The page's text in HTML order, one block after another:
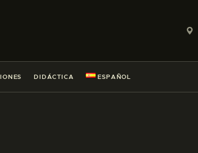
DIDÁCTICA ESPAÑOL